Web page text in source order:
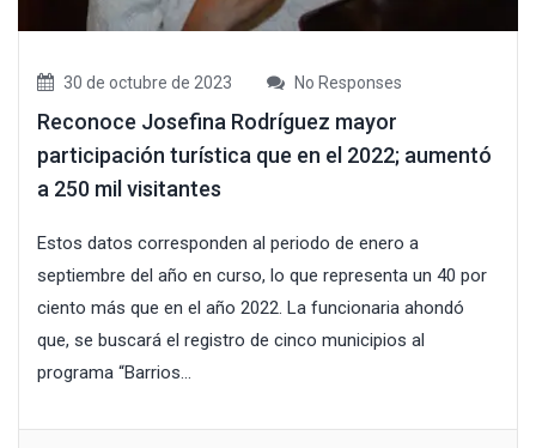
30 de octubre de 2023 No Responses
Reconoce Josefina Rodríguez mayor
participación turística que en el 2022; aumentó
a 250 mil visitantes
Estos datos corresponden al periodo de enero a
septiembre del año en curso, lo que representa un 40 por
ciento más que en el año 2022. La funcionaria ahondó
que, se buscará el registro de cinco municipios al
programa “Barrios...